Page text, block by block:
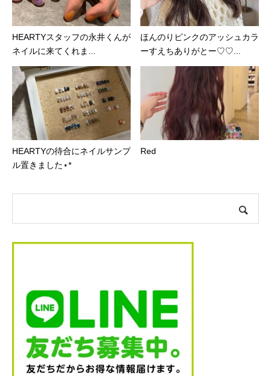
HEARTYスタッフの永井くんが
ネイルに来てくれま...
ほんのりピンクのアッシュカラ
ーすえちありがとー♡♡...
HEARTYの待合にネイルサンプ
ル置きました⋆*
Red⁡